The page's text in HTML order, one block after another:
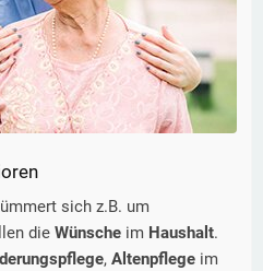
sich z.B. um
die Wünsche im Haushalt.
, Altenpflege im